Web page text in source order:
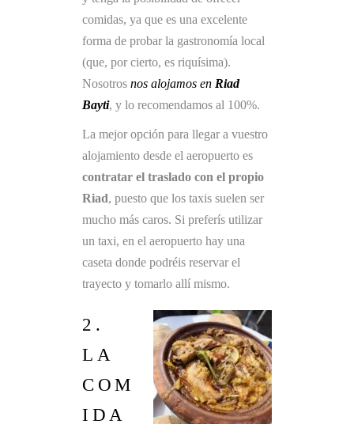
comidas, ya que es una excelente
forma de probar la gastronomía local
(que, por cierto, es riquísima).
Nosotros nos alojamos en Riad
Bayti, y lo recomendamos al 100%.
La mejor opción para llegar a vuestro
alojamiento desde el aeropuerto es
contratar el traslado con el propio
Riad, puesto que los taxis suelen ser
mucho más caros. Si preferís utilizar
un taxi, en el aeropuerto hay una
caseta donde podréis reservar el
trayecto y tomarlo allí mismo.
2.
LA
COM
IDA